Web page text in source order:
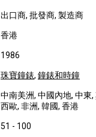
出口商, 批發商, 製造商
香港
1986
珠寶鐘錶, 鐘錶和時鐘
中南美洲, 中國內地, 中東
西歐, 非洲, 韓國, 香港
51 - 100